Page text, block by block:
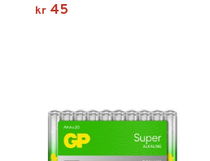
kr 45